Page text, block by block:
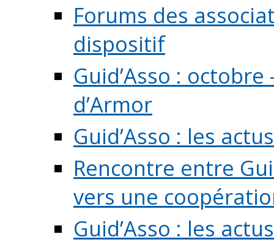
Forums des
dispositif
Guid’Asso :
d’Armor
Guid’Asso : les
Rencontre entre
vers une
Guid’Asso : les